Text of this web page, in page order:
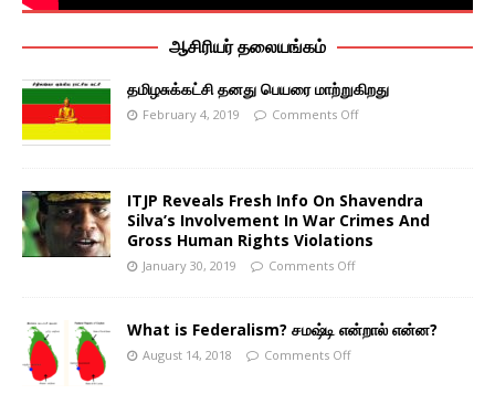
ஆசிரியர் தலையங்கம்
தமிழசுக்கட்சி தனது பெயரை மாற்றுகிறது
February 4, 2019 Comments Off
ITJP Reveals Fresh Info On Shavendra
Silva’s Involvement In War Crimes And
Gross Human Rights Violations
January 30, 2019 Comments Off
What is Federalism? சமஷ்டி என்றால் என்ன?
August 14, 2018 Comments Off